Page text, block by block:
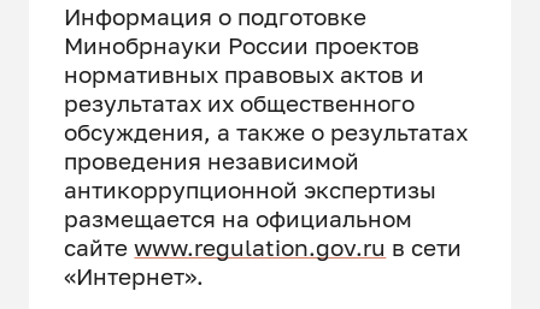
Информация о подготовке
Минобрнауки России проектов
нормативных правовых актов и
результатах их общественного
обсуждения, а также о результатах
проведения независимой
антикоррупционной экспертизы
размещается на официальном
сайтеwww.regulation.gov.ru в сети
«Интернет».